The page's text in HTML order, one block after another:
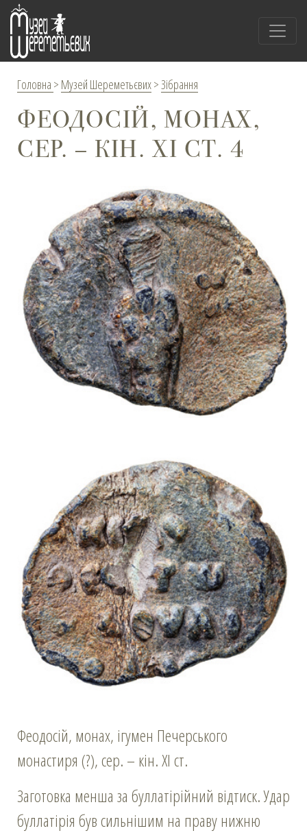
Головна > Музей Шереметьєвих>Зібрання
ФЕОДОСІЙ, МОНАХ,
СЕР. – КІН. ХІ СТ. 4
Феодосій, монах, ігумен Печерського
монастиря (?), сер. – кін. ХІ ст.
Заготовка менша за буллатірійний відтиск. Удар
буллатірія був сильнішим на праву нижню